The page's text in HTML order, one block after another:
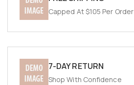
Capped At $105 Per Order
7-DAY RETURN
Shop With Confidence